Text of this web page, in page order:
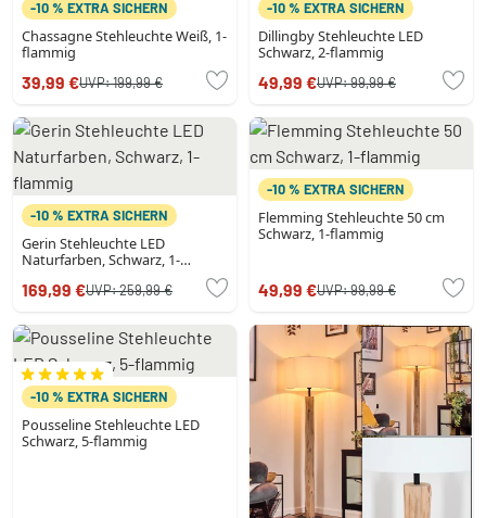
-10 % EXTRA SICHERN
Chassagne Stehleuchte Weiß, 1-
flammig
39,99 €UVP:199,99 €
-10 % EXTRA SICHERN
Dillingby Stehleuchte LED
Schwarz, 2-flammig
49,99 €UVP:99,99 €
-10 % EXTRA SICHERN
Gerin Stehleuchte LED
Naturfarben, Schwarz, 1-
169,99 €UVP:259,99 €
-10 % EXTRA SICHERN
Flemming Stehleuchte 50 cm
Schwarz, 1-flammig
49,99 €UVP:99,99 €
-10 % EXTRA SICHERN
Pousseline Stehleuchte LED
Schwarz, 5-flammig